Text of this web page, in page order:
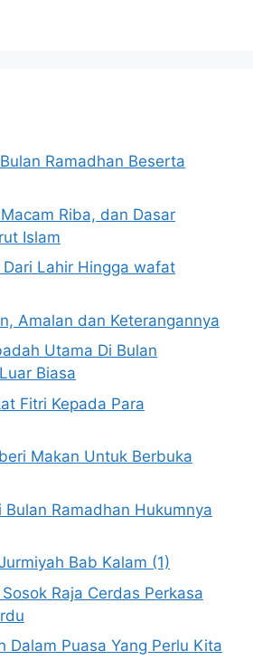
Ramadhan Beserta
Riba, dan Dasar
Islam
Lahir Hingga wafat
Amalan dan Keterangannya
Utama Di Bulan
Biasa
Fitri Kepada Para
Makan Untuk Berbuka
Ramadhan Hukumnya
Bab Kalam (1)
Raja Cerdas Perkasa
Dalam Puasa Yang Perlu Kita